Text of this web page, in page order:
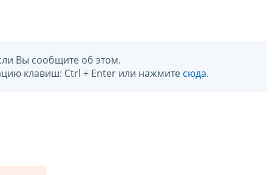
Вы сообщите об этом.
клавиш: Ctrl + Enter или нажмите сюда.